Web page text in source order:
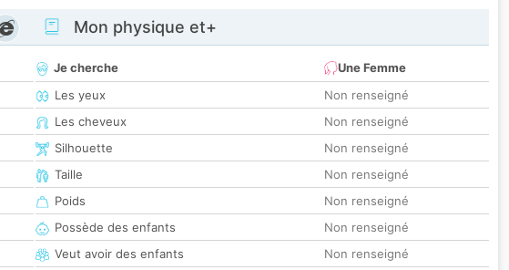
Mon physique et+
Je cherche
Une Femme
Les yeux
Non renseigné
Les cheveux
Non renseigné
Silhouette
Non renseigné
Taille
Non renseigné
Poids
Non renseigné
Possède des enfants
Non renseigné
Veut avoir des enfants
Non renseigné